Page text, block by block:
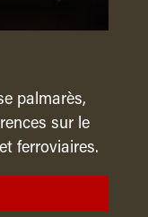
palmarès,
sur le
ferroviaires.